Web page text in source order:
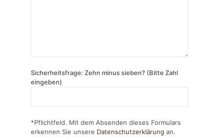
Sicherheitsfrage: Zehn minus sieben? (Bitte Zahl
eingeben)
*Pflichtfeld. Mit dem Absenden dieses Formulars
erkennen Sie unsere Datenschutzerklärung an.